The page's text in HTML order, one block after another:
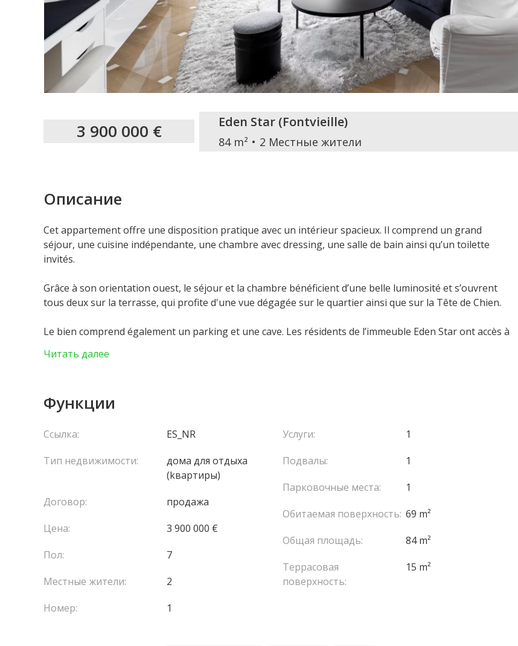
3 900 000 € Eden Star (Fontvieille)
84 m² 2 Местные жители
Описание
Cet appartement offre une disposition pratique avec un intérieur spacieux. Il comprend un grand
séjour, une cuisine indépendante, une chambre avec dressing, une salle de bain ainsi qu’un toilette
invités.
Grâce à son orientation ouest, le séjour et la chambre bénéficient d’une belle luminosité et s’ouvrent
tous deux sur la terrasse, qui profite d'une vue dégagée sur le quartier ainsi que sur la Tête de Chien.
Le bien comprend également un parking et une cave. Les résidents de l’immeuble Eden Star ont accès à
centre commercial.
Читать далее
Функции
Ссылка:
ES_NR
Тип недвижимости:
домa для отдыха
(kвартиры)
Договор:
продажа
Цена:
3 900 000 €
Пол:
7
Местные жители:
2
Номер:
1
Услуги:
1
Подвалы:
1
Парковочные места:
1
Обитаемая поверхность: 69 m²
Общая площадь:
84 m²
Террасовая
поверхность:
15 m²